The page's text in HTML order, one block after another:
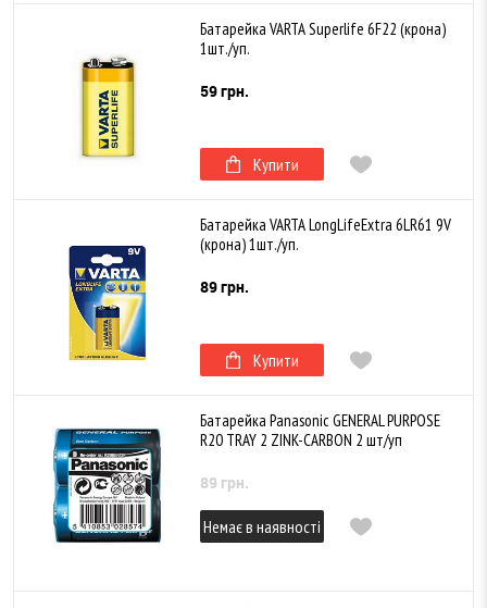
Батарейка VARTA Superlife 6F22 (крона)
1шт./уп.
59 грн.
Купити
Батарейка VARTA LongLifeExtra 6LR61 9V
(крона) 1шт./уп.
89 грн.
Купити
Батарейка Panasonic GENERAL PURPOSE
R20 TRAY 2 ZINK-CARBON 2 шт/уп
89 грн.
Немає в наявності